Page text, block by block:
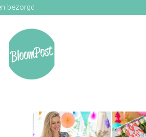
bezorgd